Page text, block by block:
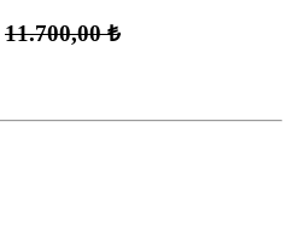
11.700,00₺